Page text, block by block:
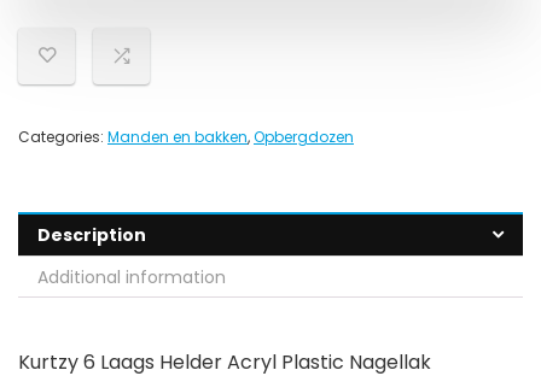
Categories: Manden en bakken,Opbergdozen
Description
Additional information
Kurtzy 6 Laags Helder Acryl Plastic Nagellak